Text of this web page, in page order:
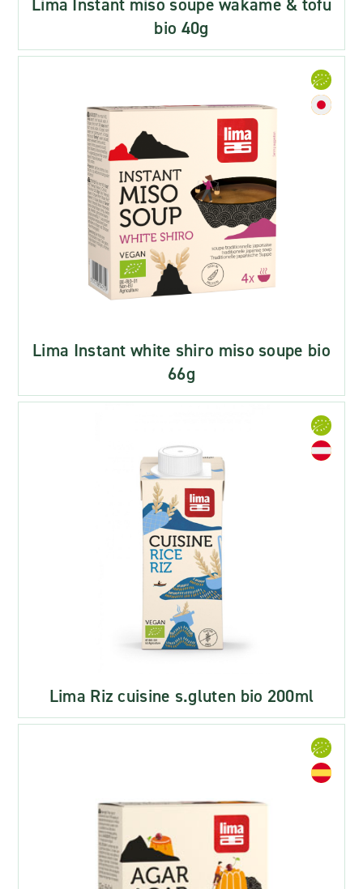
bio 40g
Lima Instant white shiro miso soupe bio
66g
Lima Riz cuisine s.gluten bio 200ml